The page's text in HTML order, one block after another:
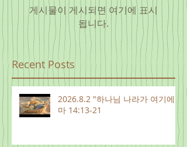
게시물이 게시되면 여기에 표시
됩니다.
Recent Posts
2026.8.2 "하나님 나라가 여기에"
마 14:13-21